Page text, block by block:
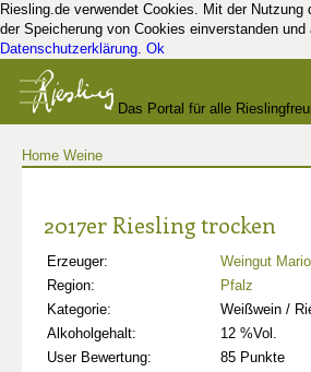
Riesling.de verwendet Cookies. Mit der
der Speicherung von Cookies einverstanden
Datenschutzerklärung. Ok
Das Portal für alle
Home Weine
2017er Riesling trocken
Erzeuger:
Weingut
Region:
Pfalz
Kategorie:
Weißwein /
Alkoholgehalt:
12 %Vol.
User Bewertung:
85 Punkte